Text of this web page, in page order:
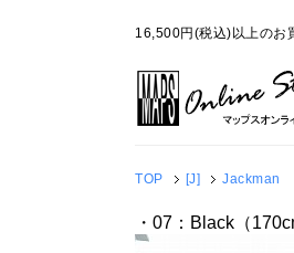
16,500円(税込)以上のお
TOP [J] Jackman
・07：Black（